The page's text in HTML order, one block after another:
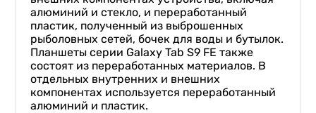
алюминий и стекло, и переработанный
пластик, полученный из выброшенных
рыболовных сетей, бочек для воды и бутылок.
Планшеты серии Galaxy Tab S9 FE также
состоят из переработанных материалов. В
отдельных внутренних и внешних
компонентах используется переработанный
алюминий и пластик.